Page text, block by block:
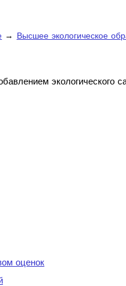
→ Высшее экологическое
экологического
оценок